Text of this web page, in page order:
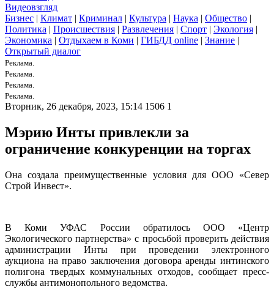
Видеовзгляд
Бизнес | Климат | Криминал | Культура | Наука | Общество |
Политика | Происшествия | Развлечения | Спорт | Экология |
Экономика | Отдыхаем в Коми | ГИБДД online | Знание |
Открытый диалог
Реклама.
Реклама.
Реклама.
Реклама.
Вторник, 26 декабря, 2023, 15:14 1506 1
Мэрию Инты привлекли за
ограничение конкуренции на торгах
Она создала преимущественные условия для ООО «Север
Строй Инвест».
В Коми УФАС России обратилось ООО «Центр
Экологического партнерства» с просьбой проверить действия
администрации Инты при проведении электронного
аукциона на право заключения договора аренды интинского
полигона твердых коммунальных отходов, сообщает пресс-
службы антимонопольного ведомства.